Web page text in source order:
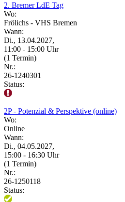
2. Bremer LdE Tag
Wo:
Frölichs - VHS Bremen
Wann:
Di., 13.04.2027,
11:00 - 15:00 Uhr
(1 Termin)
Nr.:
26-1240301
Status:
2P - Potenzial & Perspektive (online)
Wo:
Online
Wann:
Di., 04.05.2027,
15:00 - 16:30 Uhr
(1 Termin)
Nr.:
26-1250118
Status: